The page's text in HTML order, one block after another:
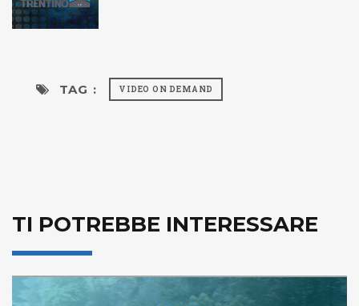
TAG : VIDEO ON DEMAND
TI POTREBBE INTERESSARE